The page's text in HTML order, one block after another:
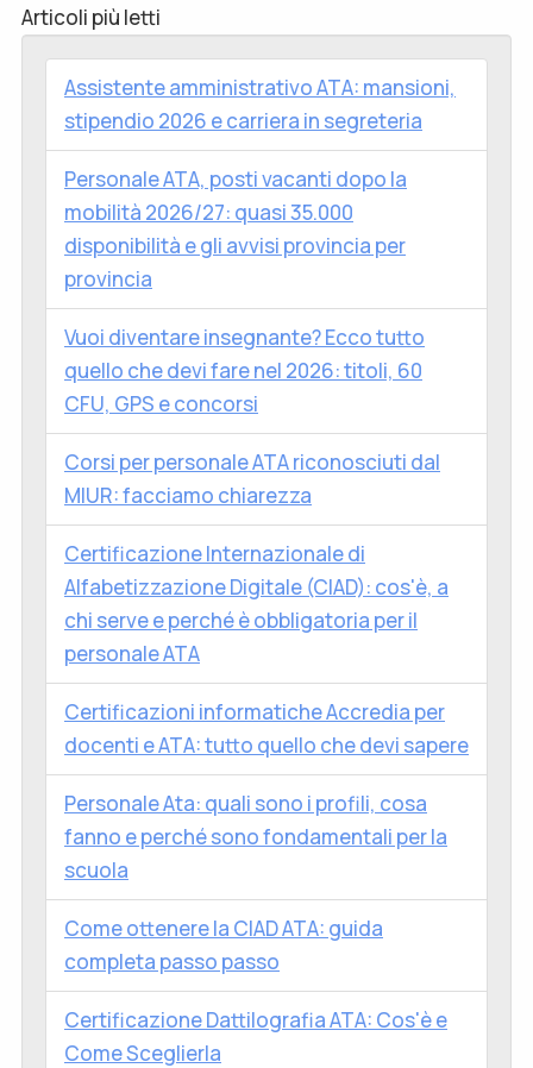
Articoli più letti
Assistente amministrativo ATA: mansioni,
stipendio 2026 e carriera in segreteria
Personale ATA, posti vacanti dopo la
mobilità 2026/27: quasi 35.000
disponibilità e gli avvisi provincia per
provincia
Vuoi diventare insegnante? Ecco tutto
quello che devi fare nel 2026: titoli, 60
CFU, GPS e concorsi
Corsi per personale ATA riconosciuti dal
MIUR: facciamo chiarezza
Certificazione Internazionale di
Alfabetizzazione Digitale (CIAD): cos'è, a
chi serve e perché è obbligatoria per il
personale ATA
Certificazioni informatiche Accredia per
docenti e ATA: tutto quello che devi sapere
Personale Ata: quali sono i profili, cosa
fanno e perché sono fondamentali per la
scuola
Come ottenere la CIAD ATA: guida
completa passo passo
Certificazione Dattilografia ATA: Cos'è e
Come Sceglierla